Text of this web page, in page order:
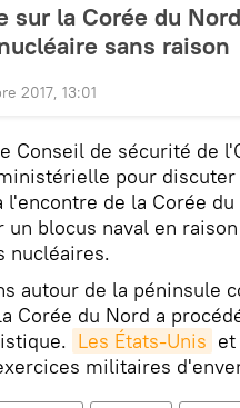
sur la Corée du
sans raison
2017, 13:01
Conseil de sécurité de
pour
l'encontre de la Corée
un blocus naval en
nucléaires.
autour de la péninsule
Corée du Nord a
Les États-Unis et
militaires